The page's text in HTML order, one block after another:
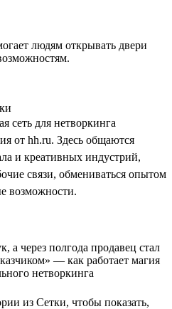
людям открывать двери
сеть для нетворкинга
от hh.ru. Здесь общаются
и креативных индустрий,
связи, обмениваться опытом
возможности.
из Сетки, чтобы показать,